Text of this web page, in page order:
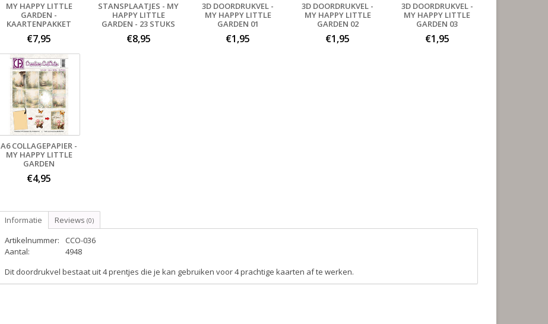
MY HAPPY LITTLE
GARDEN -
KAARTENPAKKET
€7,95
STANSPLAATJES - MY
HAPPY LITTLE
GARDEN - 23 STUKS
€8,95
3D DOORDRUKVEL -
MY HAPPY LITTLE
GARDEN 01
€1,95
3D DOORDRUKVEL -
MY HAPPY LITTLE
GARDEN 02
€1,95
3D DOORDRUKVEL -
MY HAPPY LITTLE
GARDEN 03
€1,95
A6 COLLAGEPAPIER -
MY HAPPY LITTLE
GARDEN
€4,95
Informatie Reviews (0)
Artikelnummer:
CCO-036
Aantal:
4948
Dit doordrukvel bestaat uit 4 prentjes die je kan gebruiken voor 4 prachtige kaarten af te werken.